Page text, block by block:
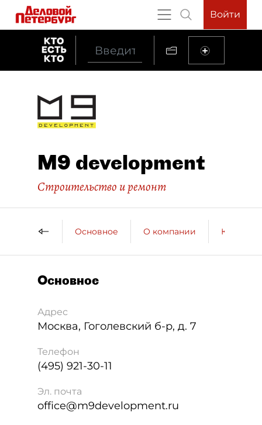
Войти
M9 development
Строительство и ремонт
Основное О компании
Основное
Адрес
Москва, Гоголевский б-р, д. 7
Телефон
(495) 921-30-11
Эл. почта
office@m9development.ru